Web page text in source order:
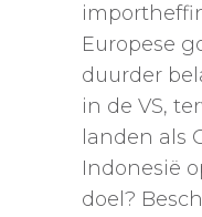
Europese
duurder
in de VS,
landen als
Indonesië
doel?